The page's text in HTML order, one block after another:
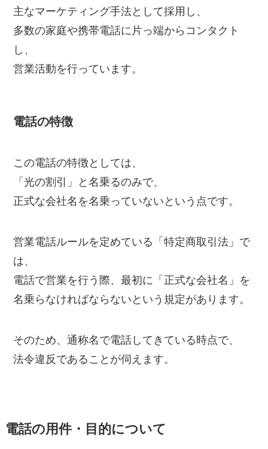
主なマーケティング手法として採用し、
多数の家庭や携帯電話に片っ端からコンタクト
し、
営業活動を行っています。
電話の特徴
この電話の特徴としては、
「光の割引」と名乗るのみで、
正式な会社名を名乗っていないという点です。
営業電話ルールを定めている「特定商取引法」で
は、
電話で営業を行う際、最初に「正式な会社名」を
名乗らなければならないという規定があります。
そのため、通称名で電話してきている時点で、
法令違反であることが伺えます。
電話の用件・目的について